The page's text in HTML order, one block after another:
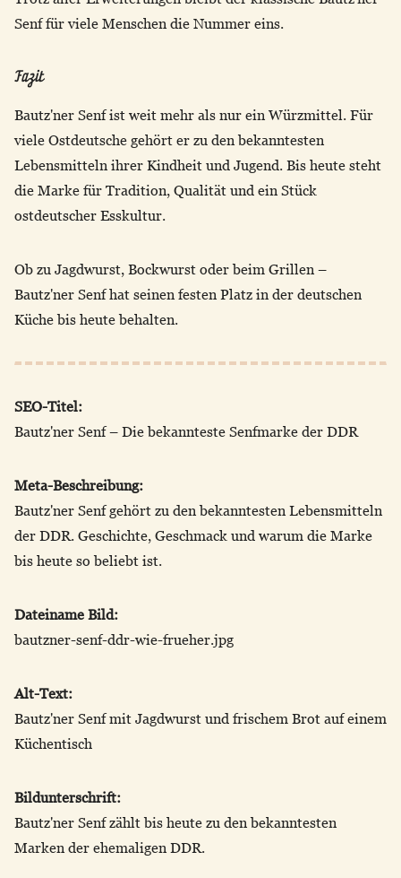
Senf für viele Menschen die Nummer eins.
Fazit
Bautz'ner Senf ist weit mehr als nur ein Würzmittel. Für
viele Ostdeutsche gehört er zu den bekanntesten
Lebensmitteln ihrer Kindheit und Jugend. Bis heute steht
die Marke für Tradition, Qualität und ein Stück
ostdeutscher Esskultur.
Ob zu Jagdwurst, Bockwurst oder beim Grillen –
Bautz'ner Senf hat seinen festen Platz in der deutschen
Küche bis heute behalten.
SEO-Titel:
Bautz'ner Senf – Die bekannteste Senfmarke der DDR
Meta-Beschreibung:
Bautz'ner Senf gehört zu den bekanntesten Lebensmitteln
der DDR. Geschichte, Geschmack und warum die Marke
bis heute so beliebt ist.
Dateiname Bild:
bautzner-senf-ddr-wie-frueher.jpg
Alt-Text:
Bautz'ner Senf mit Jagdwurst und frischem Brot auf einem
Küchentisch
Bildunterschrift:
Bautz'ner Senf zählt bis heute zu den bekanntesten
Marken der ehemaligen DDR.